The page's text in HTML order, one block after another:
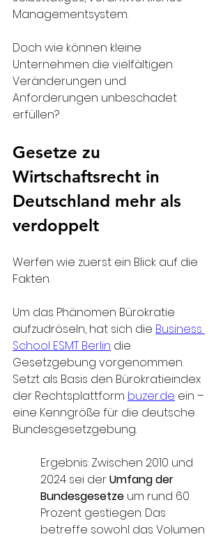
Managementsystem.
Doch wie können kleine
Unternehmen die vielfältigen
Veränderungen und
Anforderungen unbeschadet
erfüllen?
Gesetze zu
Wirtschaftsrecht in
Deutschland mehr als
verdoppelt
Werfen wie zuerst ein Blick auf die
Fakten.
Um das Phänomen Bürokratie
aufzudröseln, hat sich die Business
School ESMT Berlin die
Gesetzgebung vorgenommen.
Setzt als Basis den Bürokratieindex
der Rechtsplattform buzer.de ein –
eine Kenngröße für die deutsche
Bundesgesetzgebung.
Ergebnis: Zwischen 2010 und
2024 sei der Umfang der
Bundesgesetze um rund 60
Prozent gestiegen. Das
betreffe sowohl das Volumen